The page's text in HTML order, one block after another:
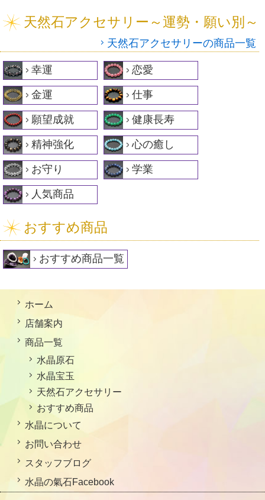
天然石アクセサリー～運勢・願い別～
天然石アクセサリーの商品一覧
幸運 恋愛
金運 仕事
願望成就 健康長寿
精神強化 心の癒し
お守り 学業
人気商品
おすすめ商品
おすすめ商品一覧
ホーム
店舗案内
商品一覧
水晶原石
水晶宝玉
天然石アクセサリー
おすすめ商品
水晶について
お問い合わせ
スタッフブログ
水晶の氣石Facebook